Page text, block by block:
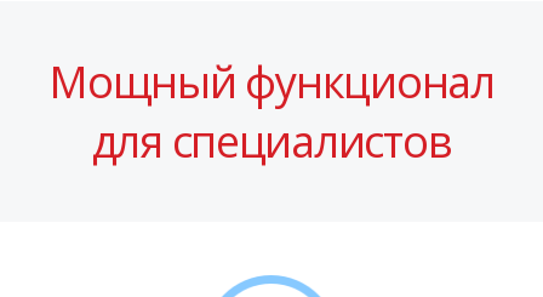
Мощный функционал
для специалистов